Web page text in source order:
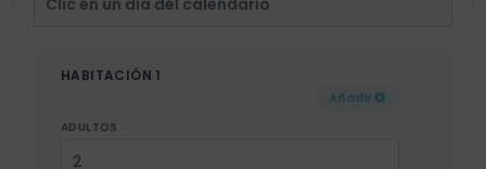
HABITACIÓN 1
Añadir
ADULTOS